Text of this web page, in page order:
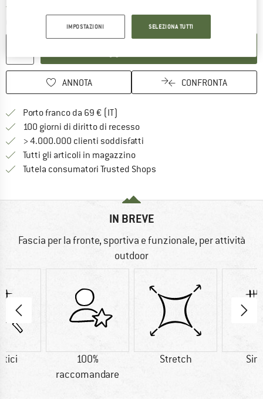
Tempi di consegna: 3-5 giorni lavorativi
ANNOTA CONFRONTA
Porto franco da 69 € (IT)
100 giorni di diritto di recessoVai alla politica di recesso qui
> 4.000.000 clienti soddisfatti
Tutti gli articoli in magazzino
Tutela consumatori Trusted Shops
IN BREVE
Fascia per la fronte, sportiva e funzionale, per attività
outdoor
100%
raccomandare
Stretch
IMPOSTAZIONI SELEZIONA TUTTI